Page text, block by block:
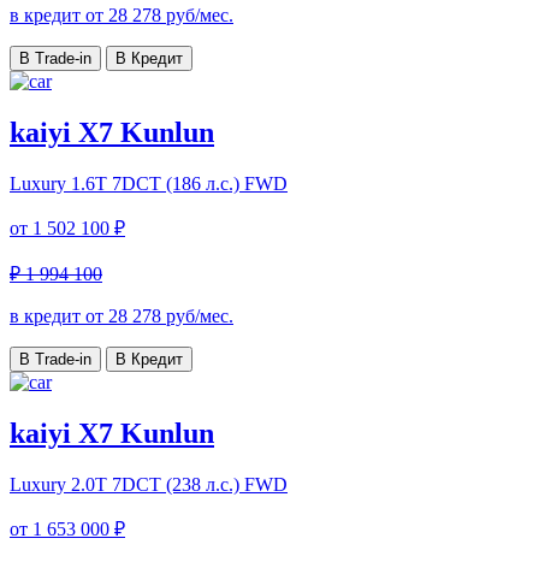
в кредит от 28 278 руб/мес.
В Trade-in В Кредит
kaiyi X7 Kunlun
Luxury 1.6T 7DCT (186 л.с.) FWD
от 1 502 100 ₽
₽ 1 994 100
в кредит от 28 278 руб/мес.
В Trade-in В Кредит
kaiyi X7 Kunlun
Luxury 2.0T 7DCT (238 л.с.) FWD
от 1 653 000 ₽